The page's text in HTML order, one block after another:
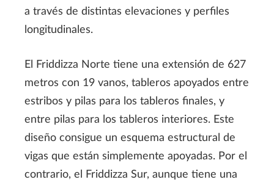
a través de distintas elevaciones y perfiles
longitudinales.
El Friddizza Norte tiene una extensión de 627
metros con 19 vanos, tableros apoyados entre
estribos y pilas para los tableros finales, y
entre pilas para los tableros interiores. Este
diseño consigue un esquema estructural de
vigas que están simplemente apoyadas. Por el
contrario, el Friddizza Sur, aunque tiene una